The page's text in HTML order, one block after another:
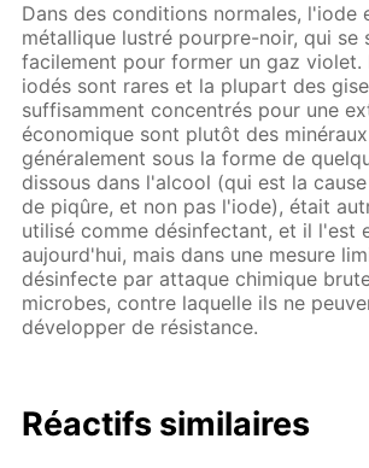
Dans des conditions normales, l'iode
métallique lustré pourpre-noir, qui se
facilement pour former un gaz violet.
iodés sont rares et la plupart des
suffisamment concentrés pour une
économique sont plutôt des
généralement sous la forme de
dissous dans l'alcool (qui est la
de piqûre, et non pas l'iode), était
utilisé comme désinfectant, et il l'est
aujourd'hui, mais dans une mesure
désinfecte par attaque chimique
microbes, contre laquelle ils ne
développer de résistance.
Réactifs similaires